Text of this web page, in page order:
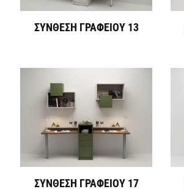
ΣΥΝΘΕΣΗ ΓΡΑΦΕΙΟΥ 13
ΣΥΝΘΕΣΗ ΓΡΑΦΕΙΟΥ 17